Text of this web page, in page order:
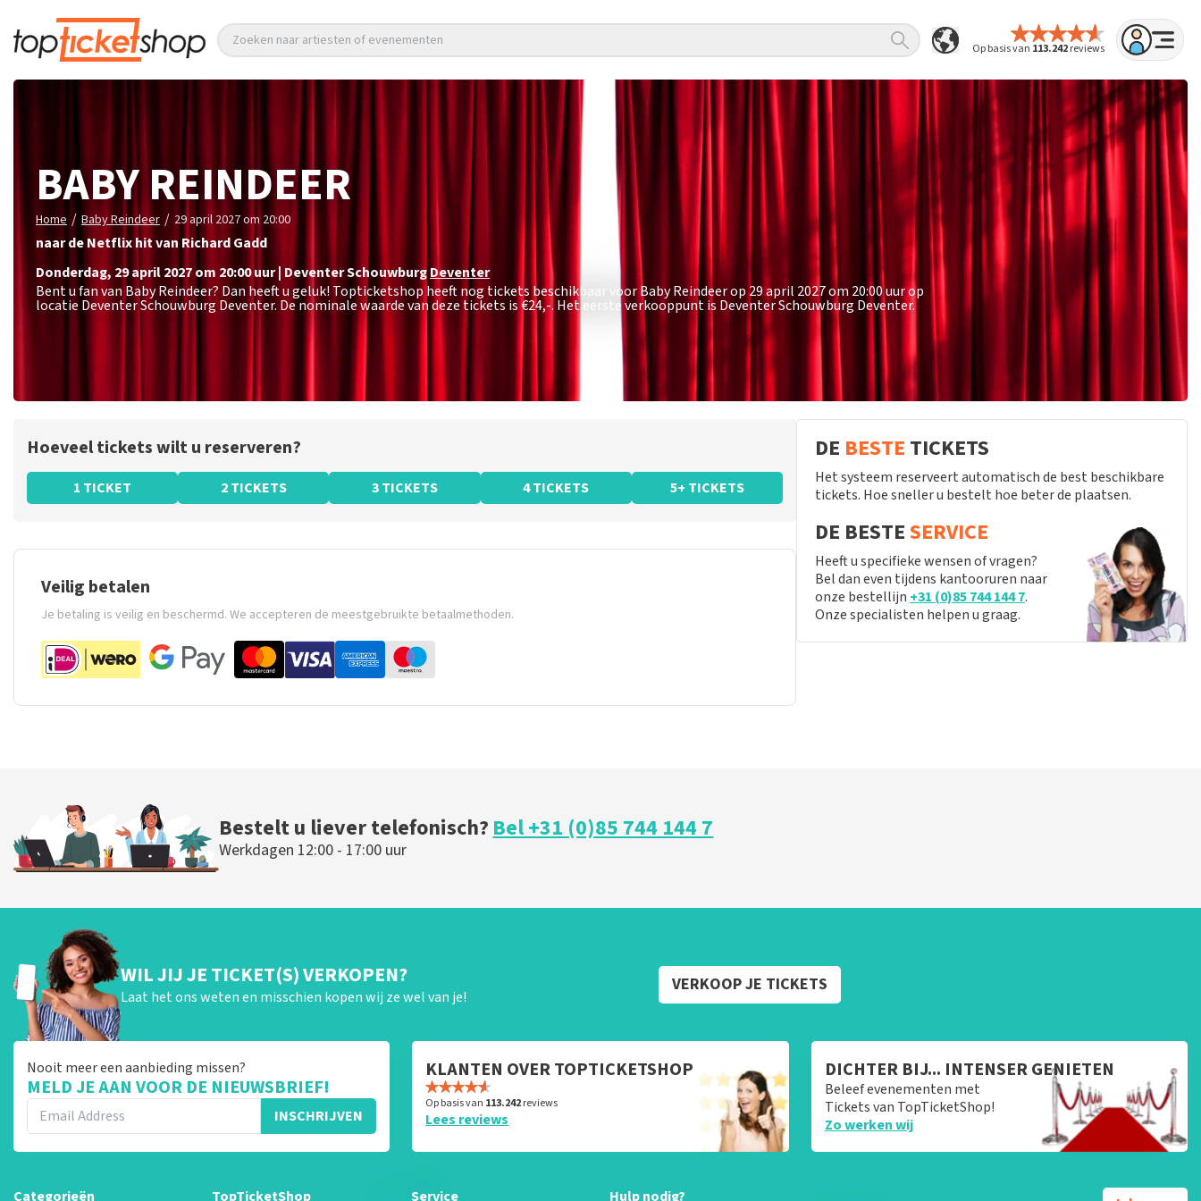
Op basis van 113.242reviews
Zoeken naar artiesten of evenementen
BABY REINDEER
Home / Baby Reindeer / 29 april 2027 om 20:00
naar de Netflix hit van Richard Gadd
donderdag, 29 april 2027 om 20:00uur| Deventer SchouwburgDeventer
Bent u fan van Baby Reindeer? Dan heeft u geluk! Topticketshop heeft nog tickets beschikbaar voor Baby Reindeer op 29 april 2027 om 20:00 uur op
locatie Deventer Schouwburg Deventer. De nominale waarde van deze tickets is€24,-. Het eerste verkooppunt is Deventer Schouwburg Deventer.
Hoeveel tickets wilt u reserveren?
1 TICKET 2 TICKETS 3 TICKETS 4 TICKETS 5+ TICKETS
Veilig betalen
Je betaling is veilig en beschermd. We accepteren de meestgebruikte betaalmethoden.
DE BESTE TICKETS
Het systeem reserveert automatisch de best beschikbare
tickets. Hoe sneller u bestelt hoe beter de plaatsen.
DE BESTESERVICE
Heeft u specifieke wensen of vragen?
Bel dan even tijdens kantooruren naar
onze bestellijn +31 (0)85 744 144 7.
Onze specialisten helpen u graag.
Bestelt u liever telefonisch?Bel +31 (0)85 744 144 7
Werkdagen 12:00 - 17:00 uur
WIL JIJ JE TICKET(S) VERKOPEN?
Laat het ons weten en misschien kopen wij ze wel van je!
VERKOOP JE TICKETS
Nooit meer een aanbieding missen?
MELD JE AAN VOOR DE NIEUWSBRIEF!
INSCHRIJVEN
KLANTEN OVER TOPTICKETSHOP
Op basis van 113.242reviews
Lees reviews
DICHTER BIJ... INTENSER GENIETEN
Beleef evenementen met
Tickets van TopTicketShop!
Zo werken wij
Categorieën TopTicketShop Service Hulp nodig?